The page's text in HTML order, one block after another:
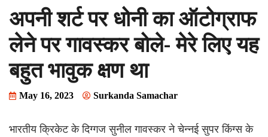
अपनी शर्ट पर धोनी का ऑटोग्राफ
लेने पर गावस्कर बोले- मेरे लिए यह
बहुत भावुक क्षण था
May 16, 2023 Surkanda Samachar
भारतीय क्रिकेट के दिग्गज सुनील गावस्कर ने चेन्नई सुपर किंग्स के